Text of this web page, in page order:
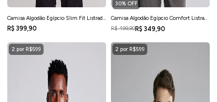
Camisa Algodão Egípcio Slim Fit Listrada
R$ 399,90
30% OFF
Camisa Algodão Egípcio Comfort Listrada
R$ 499,90R$ 349,90
2 por R$599 2 por R$599